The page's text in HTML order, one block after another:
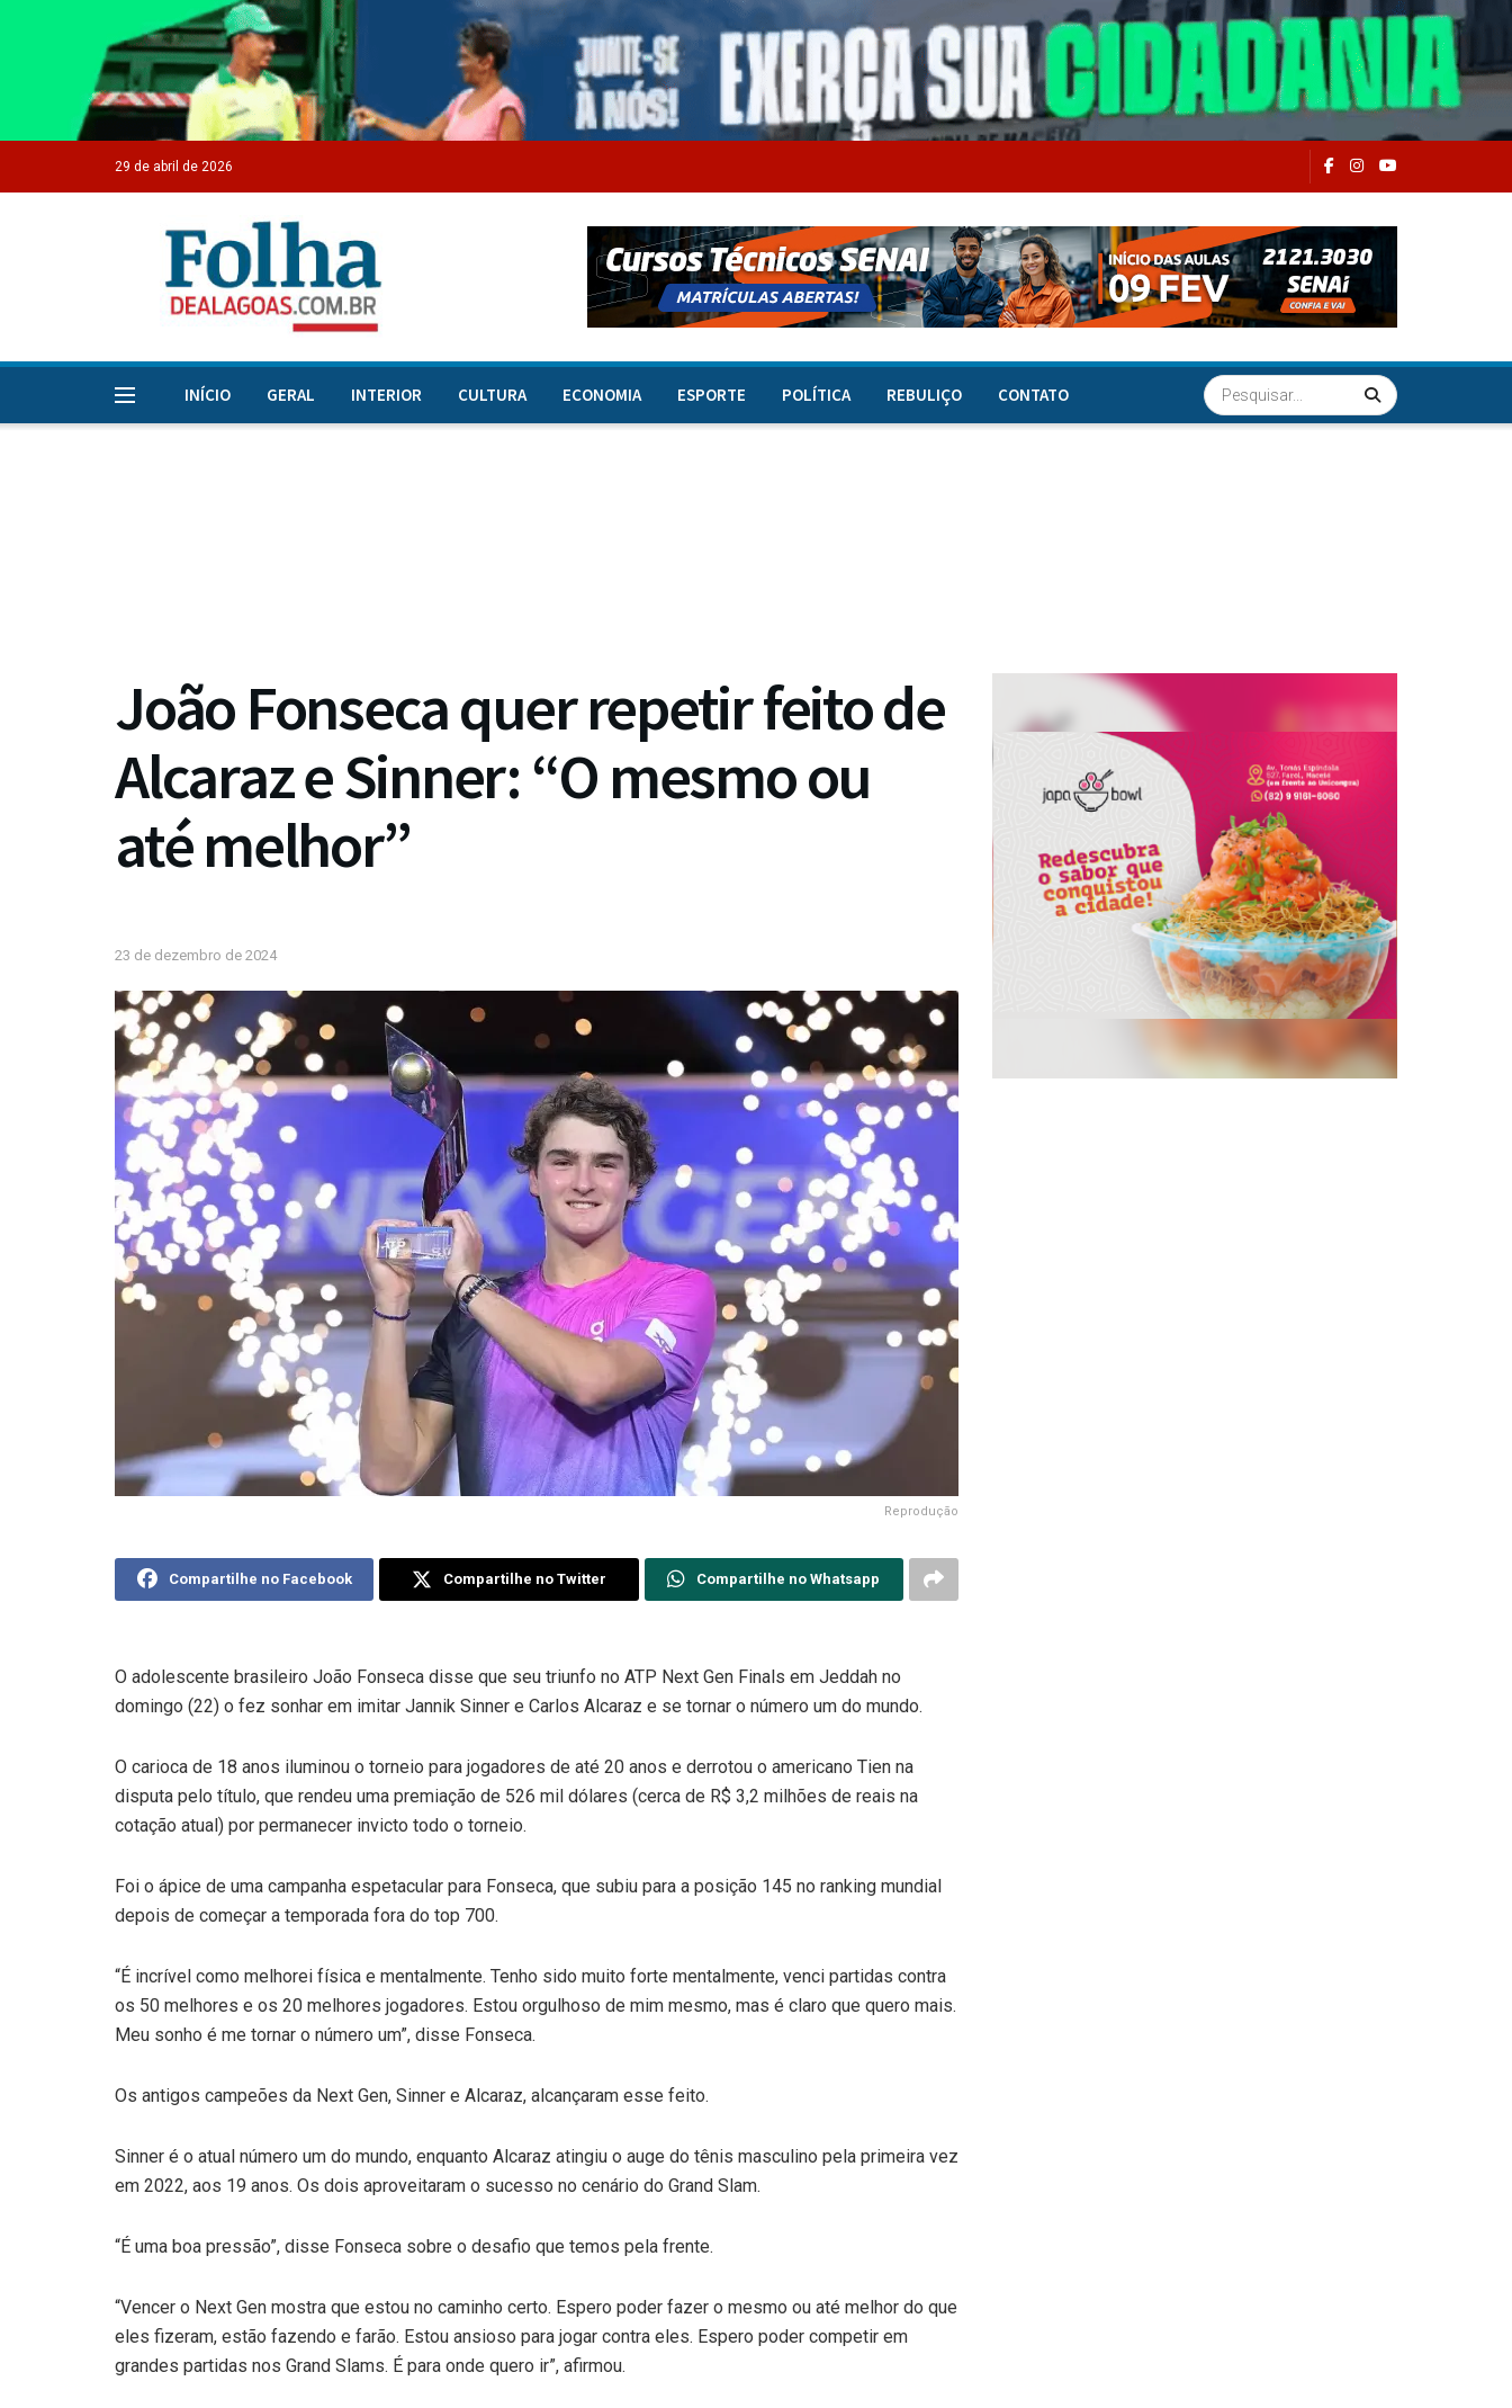
29 de abril de 2026
INÍCIO GERAL INTERIOR CULTURA ECONOMIA ESPORTE POLÍTICA REBULIÇO CONTATO
João Fonseca quer repetir feito de
Alcaraz e Sinner: “O mesmo ou
até melhor”
23 de dezembro de 2024
Reprodução
Compartilhe no Facebook Compartilhe no Twitter Compartilhe no Whatsapp
O adolescente brasileiro João Fonseca disse que seu triunfo no ATP Next Gen Finals em Jeddah no
domingo (22) o fez sonhar em imitar Jannik Sinner e Carlos Alcaraz e se tornar o número um do mundo.
O carioca de 18 anos iluminou o torneio para jogadores de até 20 anos e derrotou o americano Tien na
disputa pelo título, que rendeu uma premiação de 526 mil dólares (cerca de R$ 3,2 milhões de reais na
cotação atual) por permanecer invicto todo o torneio.
Foi o ápice de uma campanha espetacular para Fonseca, que subiu para a posição 145 no ranking mundial
depois de começar a temporada fora do top 700.
“É incrível como melhorei física e mentalmente. Tenho sido muito forte mentalmente, venci partidas contra
os 50 melhores e os 20 melhores jogadores. Estou orgulhoso de mim mesmo, mas é claro que quero mais.
Meu sonho é me tornar o número um”, disse Fonseca.
Os antigos campeões da Next Gen, Sinner e Alcaraz, alcançaram esse feito.
Sinner é o atual número um do mundo, enquanto Alcaraz atingiu o auge do tênis masculino pela primeira vez
em 2022, aos 19 anos. Os dois aproveitaram o sucesso no cenário do Grand Slam.
“É uma boa pressão”, disse Fonseca sobre o desafio que temos pela frente.
“Vencer o Next Gen mostra que estou no caminho certo. Espero poder fazer o mesmo ou até melhor do que
eles fizeram, estão fazendo e farão. Estou ansioso para jogar contra eles. Espero poder competir em
grandes partidas nos Grand Slams. É para onde quero ir”, afirmou.